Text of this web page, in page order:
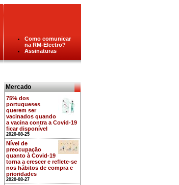
Como comunicar
na RM-Electro?
Assinaturas
Mercado
75% dos
portugueses
querem ser
vacinados quando
a vacina contra a Covid-19
ficar disponível
2020-08-25
Nível de
preocupação
quanto à Covid-19
torna a crescer e reflete-se
nos hábitos de compra e
prioridades
2020-08-27